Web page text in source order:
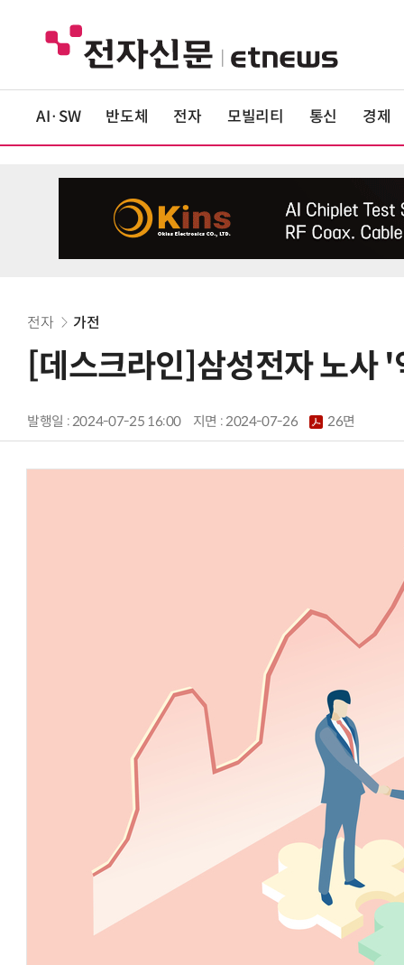
AI·SW 반도체 전자 모빌리티 통신 경제
전자 가전
[데스크라인]삼성전자 노사
발행일 : 2024-07-25 16:00 지면 :2024-07-26 26면